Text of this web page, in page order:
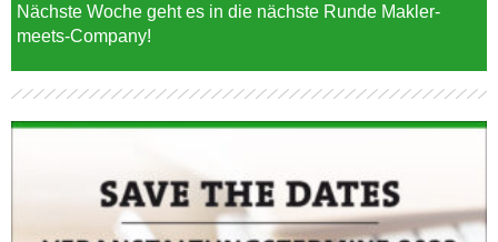
Nächste Woche geht es in die nächste Runde Makler-
meets-Company!